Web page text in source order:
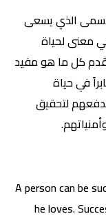
الذي يسعى
معنى لحياة
كل ما هو مفيد
في حياة
لتحقيق
A person can be
he loves.